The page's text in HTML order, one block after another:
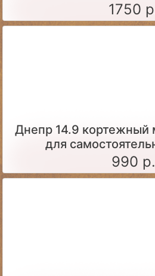
1750
Днепр 14.9 кортежный
для
990 р.